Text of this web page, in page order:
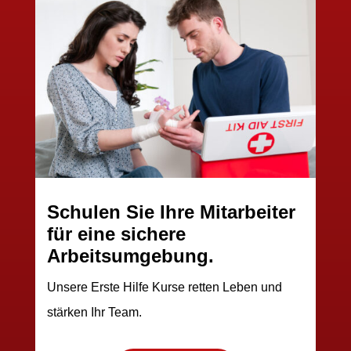
Schulen Sie Ihre Mitarbeiter
für eine sichere
Arbeitsumgebung.
Unsere Erste Hilfe Kurse retten Leben und
stärken Ihr Team.